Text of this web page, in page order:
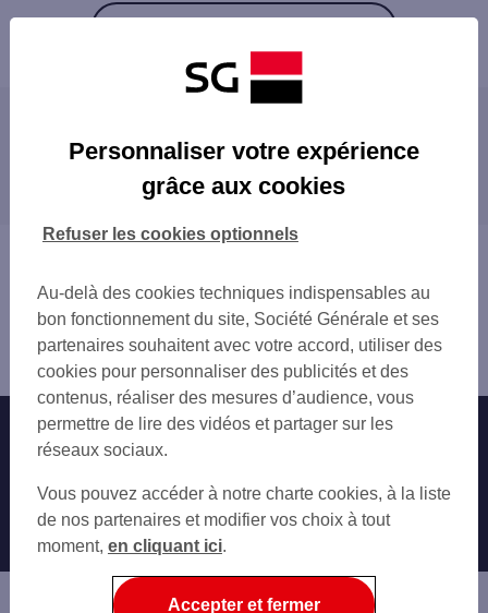
JARNAC
Les agences SG dans les villes à proximité
Cognac
Agence COGNAC CENTRE
Nos engagements Nous contacter
Autres sites SG
Professionnels
Entreprises
Associations
Personnaliser votre expérience
grâce aux cookies
Au-delà des cookies techniques indispensables au
bon fonctionnement du site, Société Générale et ses
partenaires souhaitent avec votre accord, utiliser des
cookies pour personnaliser des publicités et des
contenus, réaliser des mesures d’audience, vous
permettre de lire des vidéos et partager sur les
réseaux sociaux.
Vous pouvez accéder à notre charte cookies, à la liste
de nos partenaires et modifier vos choix à tout
moment, en cliquant ici.
Refuser les cookies optionnels
Accepter et fermer